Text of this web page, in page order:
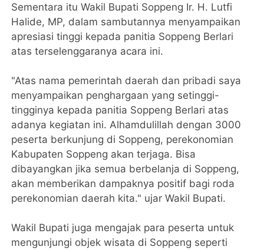
Sementara itu Wakil Bupati Soppeng Ir. H. Lutfi
Halide, MP, dalam sambutannya menyampaikan
apresiasi tinggi kepada panitia Soppeng Berlari
atas terselenggaranya acara ini.
"Atas nama pemerintah daerah dan pribadi saya
menyampaikan penghargaan yang setinggi-
tingginya kepada panitia Soppeng Berlari atas
adanya kegiatan ini. Alhamdulillah dengan 3000
peserta berkunjung di Soppeng, perekonomian
Kabupaten Soppeng akan terjaga. Bisa
dibayangkan jika semua berbelanja di Soppeng,
akan memberikan dampaknya positif bagi roda
perekonomian daerah kita." ujar Wakil Bupati.
Wakil Bupati juga mengajak para peserta untuk
mengunjungi objek wisata di Soppeng seperti